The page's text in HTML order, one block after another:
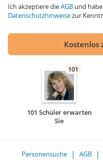
Ich akzeptiere dieAGB und
Datenschutzhinweisezur
Kostenlos
101
101 Schüler erwarten
Sie
Personensuche AGB